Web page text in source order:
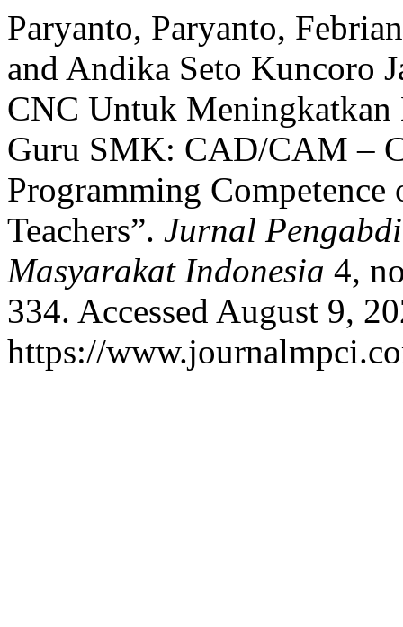
Paryanto, Paryanto,
and Andika Seto Kuncoro
CNC Untuk Meningkatkan
Guru SMK: CAD/CAM –
Programming
Teachers”. Jurnal
Masyarakat Indonesia 4,
334. Accessed August 9,
https://